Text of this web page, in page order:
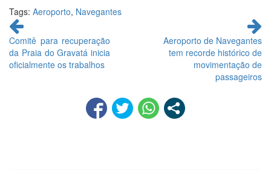
Tags: Aeroporto, Navegantes
Continue
lendo
Comitê para recuperação
da Praia do Gravatá inicia
oficialmente os trabalhos
Aeroporto de Navegantes
tem recorde histórico de
movimentação de
passageiros